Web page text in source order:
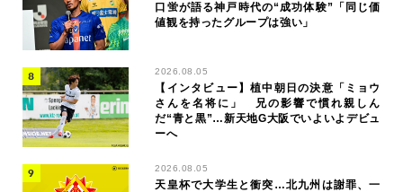
口蛍が語る神戸時代の“成功体験”「同じ価
値観を持ったグループは強い」
2026.08.05
【インタビュー】植中朝日の決意「ミョウ
さんを名将に」 兄の影響で慣れ親しん
だ“青と黒”…新天地G大阪でいよいよデビュ
ーへ
2026.08.05
天皇杯で大学生と衝突…北九州は謝罪、一